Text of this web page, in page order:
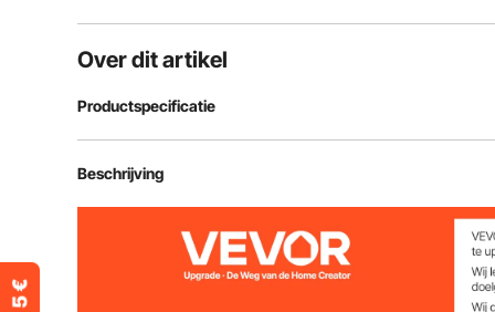
Over dit artikel
Productspecificatie
Artikelmodelnummer
Beschrijving